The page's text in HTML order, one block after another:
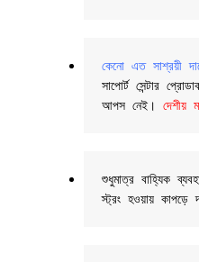
কেনো এত সাশ্রয়ী
সাপোর্ট সেন্টার
আপস নেই। দেশীয়
শুধুমাত্র বাহ্যিক
স্ট্রং হওয়ায় কাপড়ে